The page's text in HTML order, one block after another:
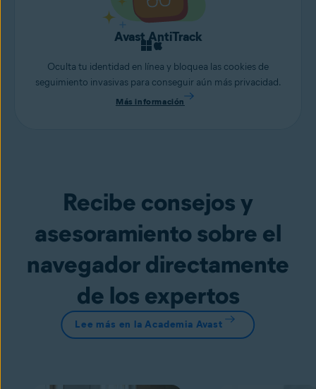
Avast AntiTrack
Oculta tu identidad en línea y bloquea las cookies de
seguimiento invasivas para conseguir aún más privacidad.
Más información
Recibe consejos y
asesoramiento sobre el
navegador directamente
de los expertos
Lee más en la Academia Avast